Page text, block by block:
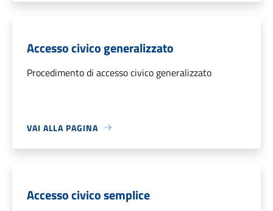
Accesso civico generalizzato
Procedimento di accesso civico generalizzato
VAI ALLA PAGINA
Accesso civico semplice